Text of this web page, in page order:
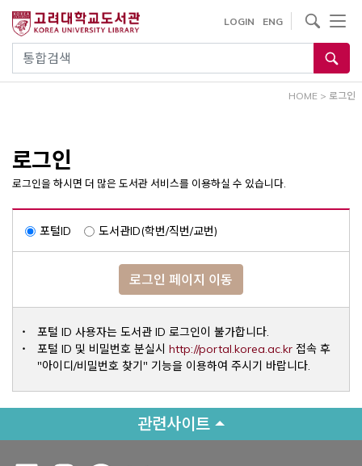
건
통합검색
LOGIN ENG
사이트내 검색
HOME > 로그인
로그인
로그인을 하시면 더 많은 도서관 서비스를 이용하실 수 있습니다.
포털ID 도서관ID(학번/직번/교번)
로그인 페이지 이동
포털 ID 사용자는 도서관 ID 로그인이 불가합니다.
포털 ID 및 비밀번호 분실시 http://portal.korea.ac.krOpens a
접속 후
"아이디/비밀번호 찾기" 기능을 이용하여 주시기 바랍니다.
관련사이트